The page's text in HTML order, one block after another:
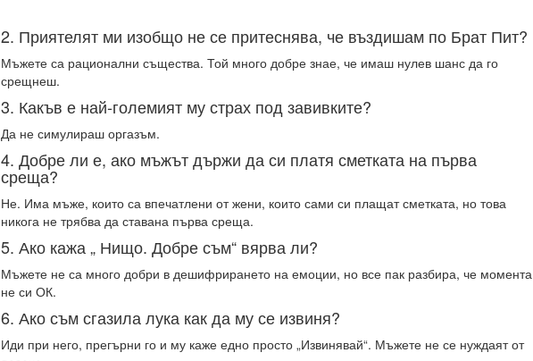
2. Приятелят ми изобщо не се притеснява, че въздишам по Брат Пит?
Мъжете са рационални същества. Той много добре знае, че имаш нулев шанс да го
срещнеш.
3. Какъв е най-големият му страх под завивките?
Да не симулираш оргазъм.
4. Добре ли е, ако мъжът държи да си платя сметката на първа
среща?
Не. Има мъже, които са впечатлени от жени, които сами си плащат сметката, но това
никога не трябва да ставана първа среща.
5. Ако кажа „ Нищо. Добре съм“ вярва ли?
Мъжете не са много добри в дешифрирането на емоции, но все пак разбира, че момента
не си ОК.
6. Ако съм сгазила лука как да му се извиня?
Иди при него, прегърни го и му каже едно просто „Извинявай“. Мъжете не се нуждаят от